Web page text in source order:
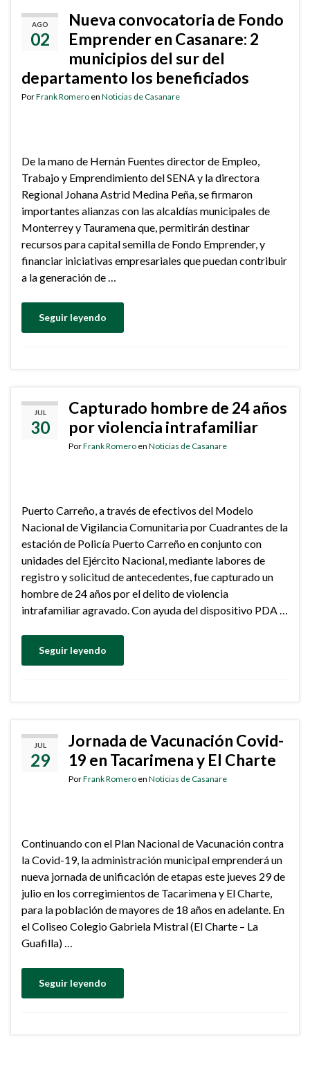
AGO
02
Nueva convocatoria de Fondo
Emprender en Casanare: 2
municipios del sur del
departamento los beneficiados
PorFrank Romero en Noticias de Casanare
De la mano de Hernán Fuentes director de Empleo,
Trabajo y Emprendimiento del SENA y la directora
Regional Johana Astrid Medina Peña, se firmaron
importantes alianzas con las alcaldías municipales de
Monterrey y Tauramena que, permitirán destinar
recursos para capital semilla de Fondo Emprender, y
financiar iniciativas empresariales que puedan contribuir
a la generación de …
Seguir leyendo
JUL
30
Capturado hombre de 24 años
por violencia intrafamiliar
PorFrank Romero en Noticias de Casanare
Puerto Carreño, a través de efectivos del Modelo
Nacional de Vigilancia Comunitaria por Cuadrantes de la
estación de Policía Puerto Carreño en conjunto con
unidades del Ejército Nacional, mediante labores de
registro y solicitud de antecedentes, fue capturado un
hombre de 24 años por el delito de violencia
intrafamiliar agravado. Con ayuda del dispositivo PDA …
Seguir leyendo
JUL
29
Jornada de Vacunación Covid-
19 en Tacarimena y El Charte
PorFrank Romero en Noticias de Casanare
Continuando con el Plan Nacional de Vacunación contra
la Covid-19, la administración municipal emprenderá un
nueva jornada de unificación de etapas este jueves 29 de
julio en los corregimientos de Tacarimena y El Charte,
para la población de mayores de 18 años en adelante. En
el Coliseo Colegio Gabriela Mistral (El Charte – La
Guafilla) …
Seguir leyendo